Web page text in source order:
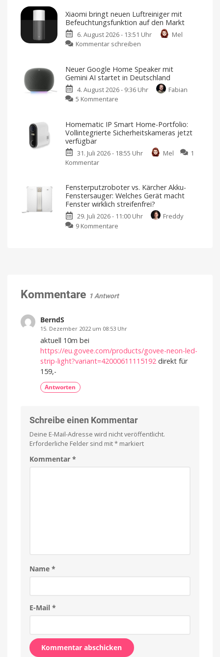
Smart-
Home-
Portfolio:
Zwei
für
Garagen,
Tore
mit
Apple
Home
Xiaomi bringt neuen Luftreiniger mit
Befeuchtungsfunktion auf den Markt
6. August 2026 - 13:51 Uhr
Mel
Kommentar schreiben
neuen
Luftreiniger
mit
Markt
Preis
Neuer Google Home Speaker mit
Gemini AI startet in Deutschland
4. August 2026 - 9:36 Uhr
Fabian
5 Kommentare
Home
Speaker
Gemini
in
Deutschland
Ab
sofort
119,99
Euro
Homematic IP Smart Home-Portfolio:
Vollintegrierte Sicherheitskameras jetzt
verfügbar
31. Juli 2026 - 18:55 Uhr Mel
1
Kommentar
Smart
Home-
Portfolio:
Vollintegrierte
Sicherheitskameras
Fensterputzroboter vs. Kärcher Akku-
Fenstersauger: Welches Gerät macht
Fenster wirklich streifenfrei?
29. Juli 2026 - 11:00 Uhr
Freddy
9 Kommentare
macht
streifenfrei?
Kommentare 1 Antwort
BerndS
15. Dezember 2022 um 08:53 Uhr
aktuell 10m bei
https://eu.govee.com/products/govee-neon-led-
strip-light?variant=42000611115192 direkt für
159,-
Antworten
Schreibe einen Kommentar
Deine E-Mail-Adresse wird nicht veröffentlicht.
Erforderliche Felder sind mit* markiert
Kommentar *
Name *
E-Mail *